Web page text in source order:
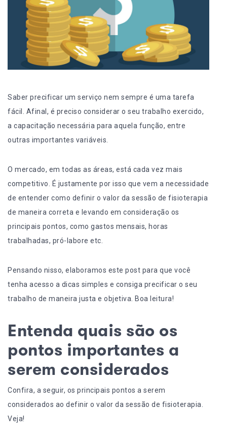
Saber precificar um serviço nem sempre é uma tarefa
fácil. Afinal, é preciso considerar o seu trabalho exercido,
a capacitação necessária para aquela função, entre
outras importantes variáveis.
O mercado, em todas as áreas, está cada vez mais
competitivo. É justamente por isso que vem a necessidade
de entender como definir o valor da sessão de fisioterapia
de maneira correta e levando em consideração os
principais pontos, como gastos mensais, horas
trabalhadas, pró-labore etc.
Pensando nisso, elaboramos este post para que você
tenha acesso a dicas simples e consiga precificar o seu
trabalho de maneira justa e objetiva. Boa leitura!
Entenda quais são os
pontos importantes a
serem considerados
Confira, a seguir, os principais pontos a serem
considerados ao definir o valor da sessão de fisioterapia.
Veja!